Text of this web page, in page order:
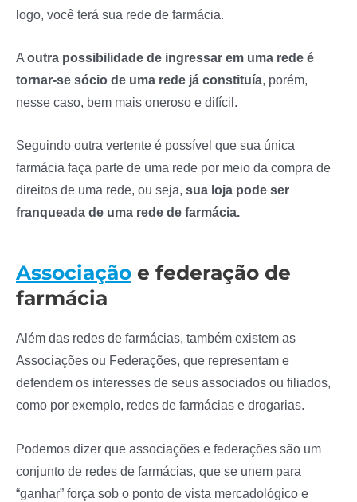
logo, você terá sua rede de farmácia.
A outra possibilidade de ingressar em uma rede é
tornar-se sócio de uma rede já constituía, porém,
nesse caso, bem mais oneroso e difícil.
Seguindo outra vertente é possível que sua única
farmácia faça parte de uma rede por meio da compra de
direitos de uma rede, ou seja, sua loja pode ser
franqueada de uma rede de farmácia.
Associação e federação de
farmácia
Além das redes de farmácias, também existem as
Associações ou Federações, que representam e
defendem os interesses de seus associados ou filiados,
como por exemplo, redes de farmácias e drogarias.
Podemos dizer que associações e federações são um
conjunto de redes de farmácias, que se unem para
“ganhar” força sob o ponto de vista mercadológico e